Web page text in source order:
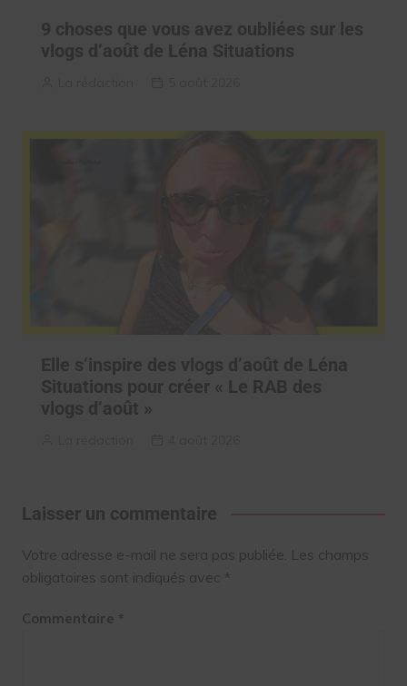
9 choses que vous avez oubliées sur les
vlogs d’août de Léna Situations
Elle s’inspire des vlogs d’août de Léna
Situations pour créer « Le RAB des
vlogs d’août »
Laisser un commentaire
Votre adresse e-mail ne sera pas publiée. Les champs
obligatoires sont indiqués avec *
Commentaire *